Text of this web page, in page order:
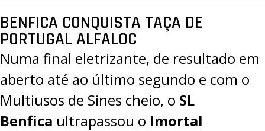
BENFICA CONQUISTA TAÇA DE
PORTUGAL ALFALOC
Numa final eletrizante, de resultado em
aberto até ao último segundo e com o
Multiusos de Sines cheio, o SL
Benfica ultrapassou o Imortal